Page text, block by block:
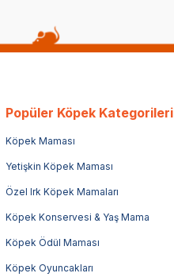
Popüler Köpek Kategorileri
Köpek Maması
Yetişkin Köpek Maması
Özel Irk Köpek Mamaları
Köpek Konservesi & Yaş Mama
Köpek Ödül Maması
Köpek Oyuncakları